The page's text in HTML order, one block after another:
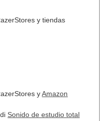
y tiendas
yAmazon
Sonido de estudio total